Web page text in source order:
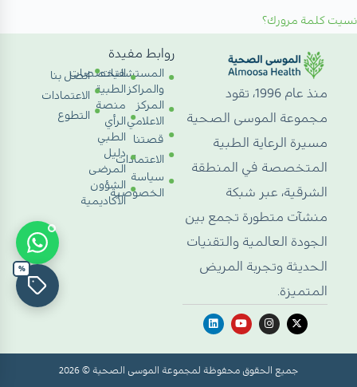
نسيت كلمة مرورك؟
منذ عام 1996، تقود
مجموعة الموسى الصحية
مسيرة الرعاية الطبية
المتخصصة في المنطقة
الشرقية، عبر شبكة
منشآت متطورة تجمع بين
الجودة العالمية والتقنيات
الحديثة وتجربة المريض
المتميزة.
روابط مفيدة
المستشفيات
والمراكز
المركز
الاعلامي
قصتنا
الاعتمادات
سياسة
الخصوصية
التخصصات
الطبية
منصة
الرأي
الطبي
دليل
المرضى
الشؤون
الأكاديمية
اتصل بنا
الاعتمادات
التطوع
%
جميع الحقوق محفوظة لمجموعة الموسى الصحية © 2026